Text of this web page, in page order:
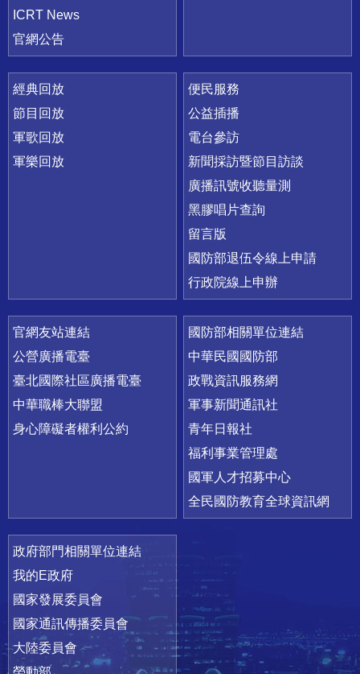
ICRT News
官網公告
經典回放
節目回放
軍歌回放
軍樂回放
便民服務
公益插播
電台參訪
新聞採訪暨節目訪談
廣播訊號收聽量測
黑膠唱片查詢
留言版
國防部退伍令線上申請
行政院線上申辦
官網友站連結
公營廣播電臺
臺北國際社區廣播電臺
中華職棒大聯盟
身心障礙者權利公約
國防部相關單位連結
中華民國國防部
政戰資訊服務網
軍事新聞通訊社
青年日報社
福利事業管理處
國軍人才招募中心
全民國防教育全球資訊網
政府部門相關單位連結
我的E政府
國家發展委員會
國家通訊傳播委員會
大陸委員會